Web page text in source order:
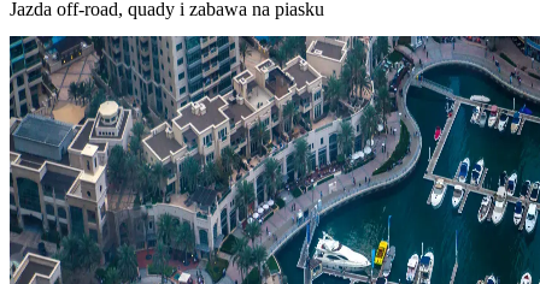
Jazda off‑road, quady i zabawa na piasku